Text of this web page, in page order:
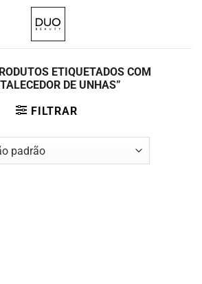
ETIQUETADOS COM
DE UNHAS”
FILTRAR